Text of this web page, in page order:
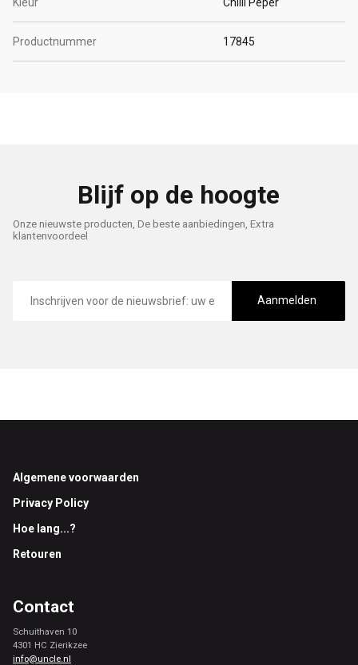
Productnummer 17845
Blijf op de hoogte
Onze nieuwste producten, De beste aanbiedingen, Extra
klantenvoordeel
mailadres
Aanmelden
Footer
Algemene voorwaarden
Privacy Policy
Hoe lang...?
Retouren
Contact
Schuithaven 10
4301 HC Zierikzee
info@uncle.nl